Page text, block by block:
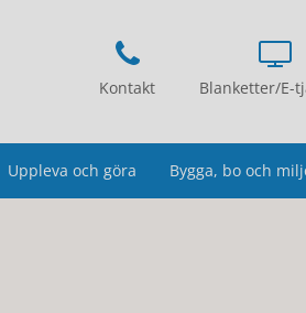
Kontakt Blanketter/E-
Uppleva och göra Bygga, bo och